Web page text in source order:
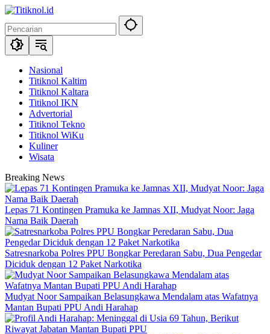
Langsung
konten
Nasional
Titiknol Kaltim
Titiknol Kaltara
Titiknol IKN
Advertorial
Titiknol Tekno
Titiknol WiKu
Kuliner
Wisata
Breaking News
Lepas 71 Kontingen Pramuka ke Jamnas XII, Mudyat Noor: Jaga
Nama Baik Daerah
Satresnarkoba Polres PPU Bongkar Peredaran Sabu, Dua Pengedar
Diciduk dengan 12 Paket Narkotika
Mudyat Noor Sampaikan Belasungkawa Mendalam atas Wafatnya
Mantan Bupati PPU Andi Harahap